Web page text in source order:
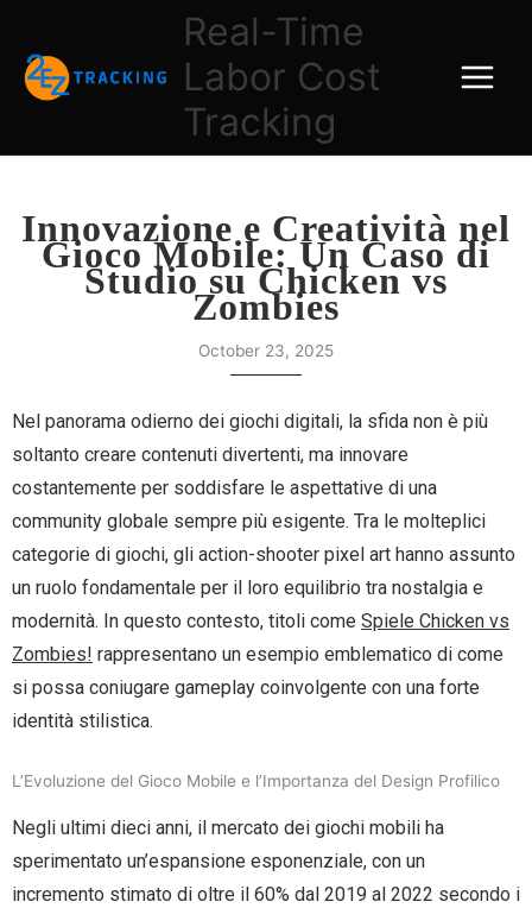
content
Real-Time
Labor Cost
Tracking
Innovazione e Creatività nel
Gioco Mobile: Un Caso di
Studio su Chicken vs
Zombies
October 23, 2025
Nel panorama odierno dei giochi digitali, la sfida non è più
soltanto creare contenuti divertenti, ma innovare
costantemente per soddisfare le aspettative di una
community globale sempre più esigente. Tra le molteplici
categorie di giochi, gli action-shooter pixel art hanno assunto
un ruolo fondamentale per il loro equilibrio tra nostalgia e
modernità. In questo contesto, titoli come Spiele Chicken vs
Zombies! rappresentano un esempio emblematico di come
si possa coniugare gameplay coinvolgente con una forte
identità stilistica.
L’Evoluzione del Gioco Mobile e l’Importanza del Design Profilico
Negli ultimi dieci anni, il mercato dei giochi mobili ha
sperimentato un’espansione esponenziale, con un
incremento stimato di oltre il 60% dal 2019 al 2022 secondo i